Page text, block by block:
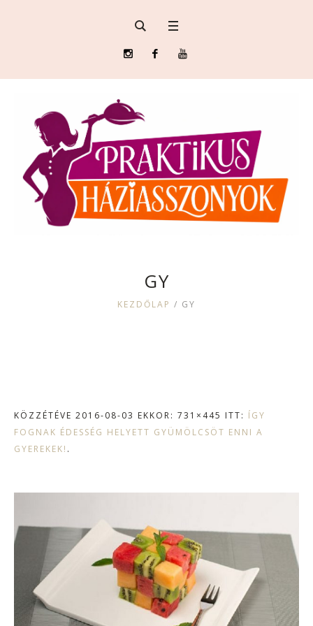
GY
KEZDŐLAP / GY
KÖZZÉTÉVE 2016-08-03 EKKOR: 731×445 ITT: ÍGY
FOGNAK ÉDESSÉG HELYETT GYÜMÖLCSÖT ENNI A
GYEREKEK! .